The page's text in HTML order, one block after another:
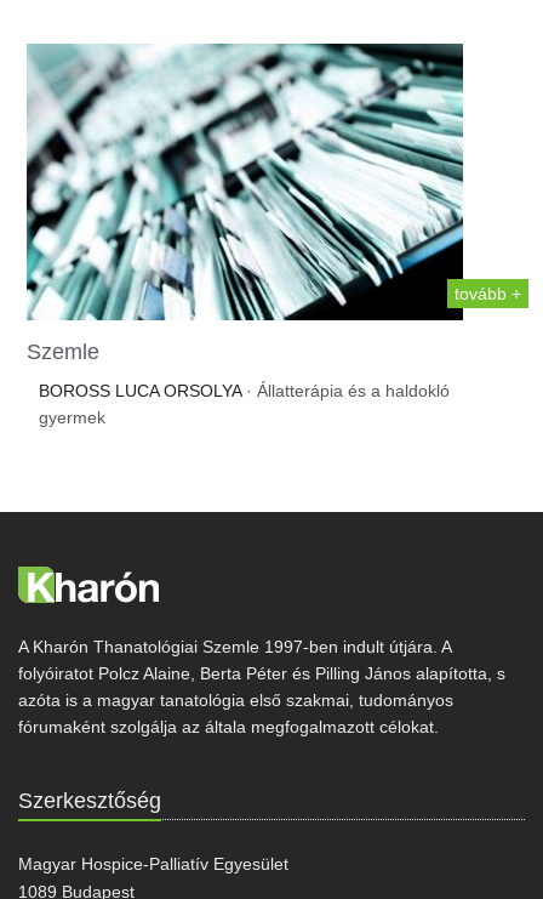
tovább +
Szemle
BOROSS LUCA ORSOLYA· Állatterápia és a haldokló
gyermek
A Kharón Thanatológiai Szemle 1997-ben indult útjára. A
folyóiratot Polcz Alaine, Berta Péter és Pilling János alapította, s
azóta is a magyar tanatológia első szakmai, tudományos
fórumaként szolgálja az általa megfogalmazott célokat.
Szerkesztőség
Magyar Hospice-Palliatív Egyesület
1089 Budapest